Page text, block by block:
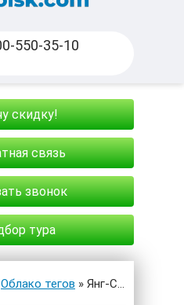
550-35-10
скидку!
связь
звонок
тура
Облако тегов » Янг-Стрит